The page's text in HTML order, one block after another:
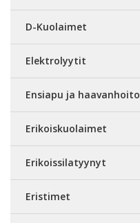
D-Kuolaimet
Elektrolyytit
Ensiapu ja haavanhoito
Erikoiskuolaimet
Erikoissilatyynyt
Eristimet